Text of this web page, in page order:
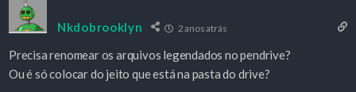
Nkdobrooklyn 2 anos atrás
Precisa renomear os arquivos legendados no pendrive?
Ou é só colocar do jeito que está na pasta do drive?